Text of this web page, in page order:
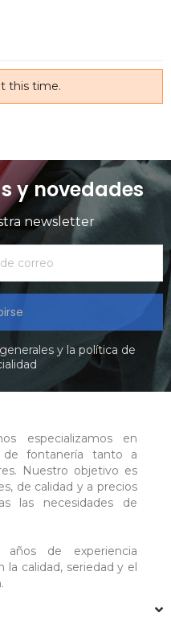
this time.
y novedades
newsletter
y la política de
especializamos en
de fontanería tanto a
Nuestro objetivo es
de calidad y a precios
las necesidades de
de experiencia
la calidad, seriedad y el